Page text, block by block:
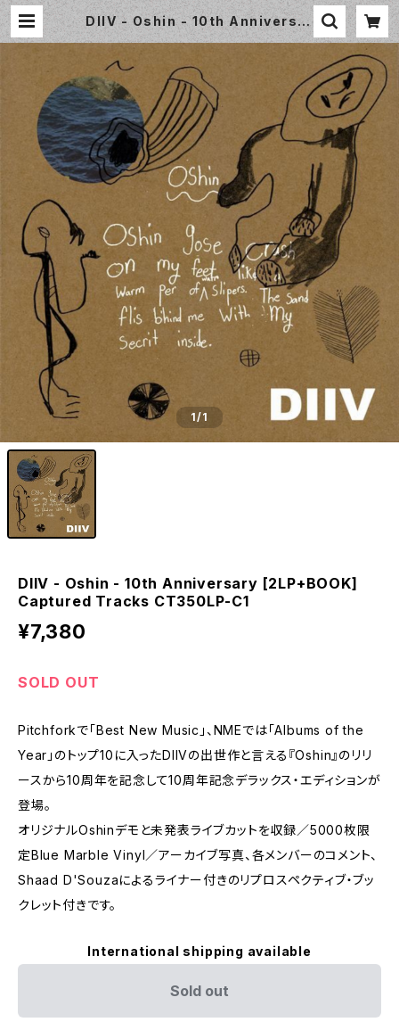
DIIV - Oshin - 10th Anniversar
y [2LP+BOOK] Captured Track
s CT350LP-C1 | Small World
1/1
DIIV - Oshin - 10th Anniversary [2LP+BOOK]
Captured Tracks CT350LP-C1
¥7,380
SOLD OUT
Pitchforkで「Best New Music」、NMEでは「Albums of the
Year」のトップ10に入ったDIIVの出世作と言える『Oshin』のリリ
ースから10周年を記念して10周年記念デラックス・エディションが
登場。
オリジナルOshinデモと未発表ライブカットを収録／5000枚限
定Blue Marble Vinyl／アーカイブ写真、各メンバーのコメント、
Shaad D'Souzaによるライナー付きのリプロスペクティブ・ブッ
クレット付きです。
International shipping available
Sold out